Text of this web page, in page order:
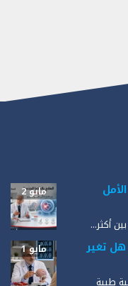
مايو 2
أكثر...
هل تغير
مايو 1
طبية